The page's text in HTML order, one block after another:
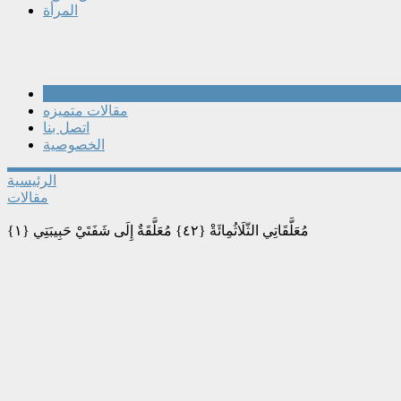
المرأة
مقالات متميزه
اتصل بنا
الخصوصية
الرئيسية
مقالات
{١} مُعَلَّقَاتِي الثّلَاثُمِائَةْ {٤٢} مُعَلَّقَةٌ إِلَى شَفَتَيْ حَبِيبَتِي